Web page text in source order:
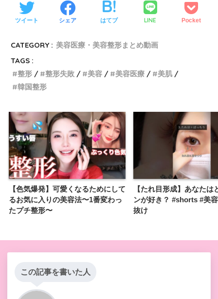
ツイート シェア はてブ LINE Pocket
CATEGORY : 美容医療・美容整形まとめ動画
TAGS :
整形
整形失敗 美容 美容医療
美肌
韓国整形
【色気爆発】可愛くなるためにして
るお気に入りの美容法〜1番変わっ
たプチ整形〜
【たれ目形成】あなたは
ンが好き？ #shorts #美
抜け
この記事を書いた人